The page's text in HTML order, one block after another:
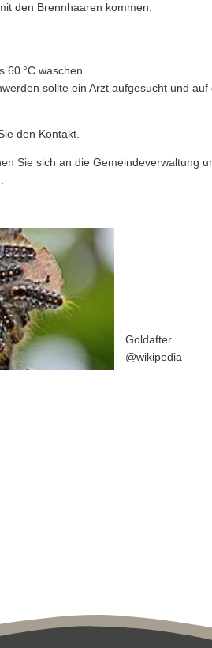
den Brennhaaren kommen:
60 °C waschen
sollte ein Arzt aufgesucht und
den Kontakt.
Sie sich an die Gemeindeverwaltung
Goldafter
@wikipedia